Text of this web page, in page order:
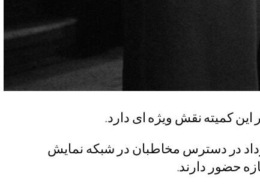
کمیته نقش ویژه ای دارد.
خبرآنلاین به نقل از مهر، سریال عاشقانه جنایی «کلاغ» از فردا چهارشنبه ۱۳ خرداد در دسترس مخاطبان در شبکه نمایش
حضور دارند.